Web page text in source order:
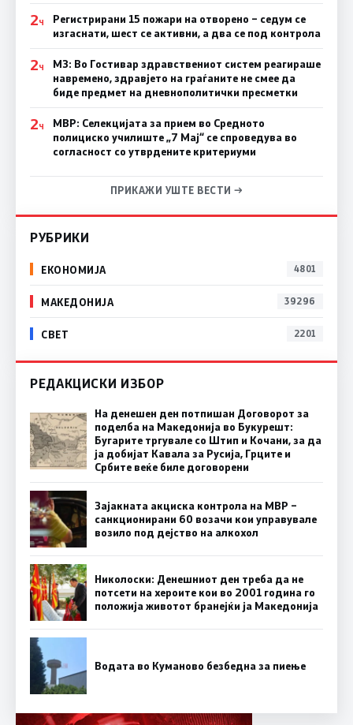
2Ч
Регистрирани 15 пожари на отворено – седум се
изгаснати, шест се активни, а два се под контрола
2Ч
МЗ: Во Гостивар здравствениот систем реагираше
навремено, здравјето на граѓаните не смее да
биде предмет на дневнополитички пресметки
2Ч
МВР: Селекцијата за прием во Средното
полициско училиште „7 Мај“ се спроведува во
согласност со утврдените критериуми
ПРИКАЖИ УШТЕ ВЕСТИ →
РУБРИКИ
ЕКОНОМИЈА 4801
МАКЕДОНИЈА 39296
СВЕТ 2201
РЕДАКЦИСКИ ИЗБОР
На денешен ден потпишан Договорот за
поделба на Македонија во Букурешт:
Бугарите тргувале со Штип и Кочани, за да
ја добијат Кавала за Русија, Грците и
Србите веќе биле договорени
Зајакната акциска контрола на МВР –
санкционирани 60 возачи кои управувале
возило под дејство на алкохол
Николоски: Денешниот ден треба да не
потсети на хероите кои во 2001 година го
положија животот бранејќи ја Македонија
Водата во Куманово безбедна за пиење